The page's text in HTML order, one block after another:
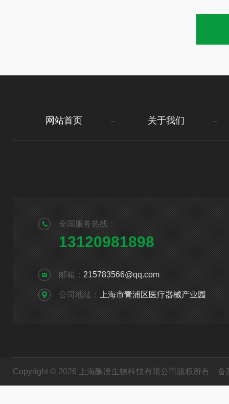
网站首页 关于我们
全国服务热线：
13120981898
邮箱： 215783566@qq.com
公司地址： 上海市青浦区医疗器械产业园
Copyright © 2026 上海酶澳生物科技有限公司版权所有 备